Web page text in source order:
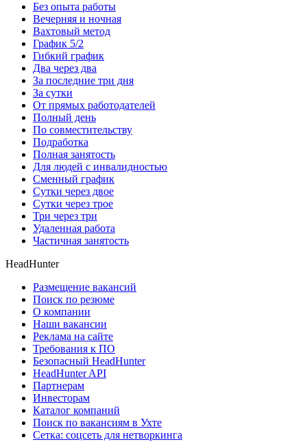
Без опыта работы
Вечерняя и ночная
Вахтовый метод
График 5/2
Гибкий график
Два через два
За последние три дня
За сутки
От прямых работодателей
Полный день
По совместительству
Подработка
Полная занятость
Для людей с инвалидностью
Сменный график
Сутки через двое
Сутки через трое
Три через три
Удаленная работа
Частичная занятость
HeadHunter
Размещение вакансий
Поиск по резюме
О компании
Наши вакансии
Реклама на сайте
Требования к ПО
Безопасный HeadHunter
HeadHunter API
Партнерам
Инвесторам
Каталог компаний
Поиск по вакансиям в Ухте
Сетка: соцсеть для нетворкинга